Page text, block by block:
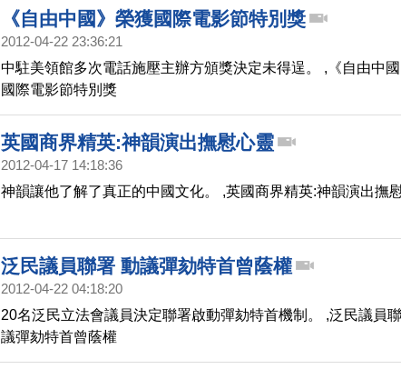
《自由中國》榮獲國際電影節特別獎
2012-04-22 23:36:21
中駐美領館多次電話施壓主辦方頒獎決定未得逞。 ,《自由中
國際電影節特別獎
英國商界精英:神韻演出撫慰心靈
2012-04-17 14:18:36
神韻讓他了解了真正的中國文化。 ,英國商界精英:神韻演出撫
泛民議員聯署 動議彈劾特首曾蔭權
2012-04-22 04:18:20
20名泛民立法會議員決定聯署啟動彈劾特首機制。 ,泛民議員
議彈劾特首曾蔭權